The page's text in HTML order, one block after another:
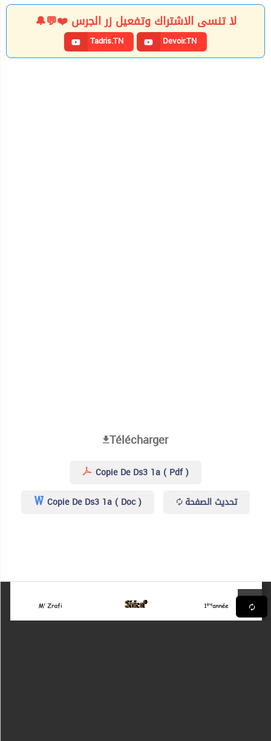
لا تنسى الاشتراك وتفعيل زر الجرس ❤️💬🔔
Tadris.TN Devoir.TN
Télécharger
Copie De Ds3 1a ( Pdf )
Copie De Ds3 1a ( Doc )
تحديث الصفحة